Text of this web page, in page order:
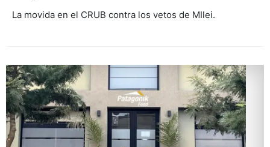
La movida en el CRUB contra los vetos de MIlei.